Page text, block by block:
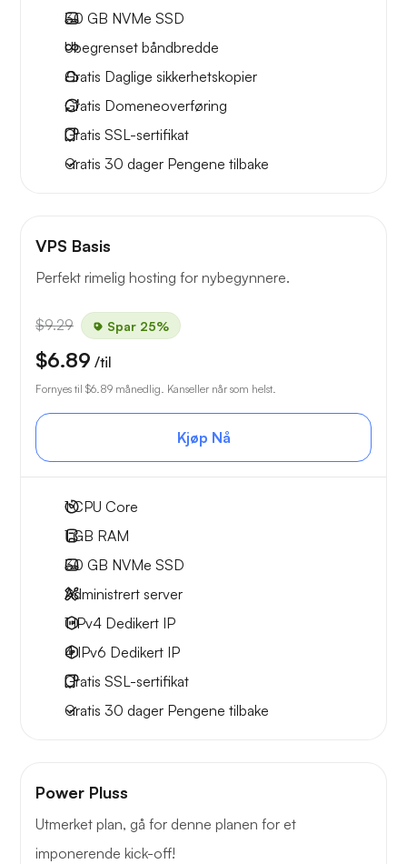
30 GB NVMe SSD
Ubegrenset båndbredde
Gratis Daglige sikkerhetskopier
Gratis Domeneoverføring
Gratis SSL-sertifikat
Gratis 30 dager Pengene tilbake
VPS Basis
Perfekt rimelig hosting for nybegynnere.
$9.29 Spar 25%
$6.89 /til
Fornyes til $6.89 månedlig. Kanseller når som helst.
Kjøp Nå
1CPU Core
1 GB RAM
30 GB NVMe SSD
Administrert server
1 IPv4 Dedikert IP
4 IPv6 Dedikert IP
Gratis SSL-sertifikat
Gratis 30 dager Pengene tilbake
Power Pluss
Utmerket plan, gå for denne planen for et
imponerende kick-off!